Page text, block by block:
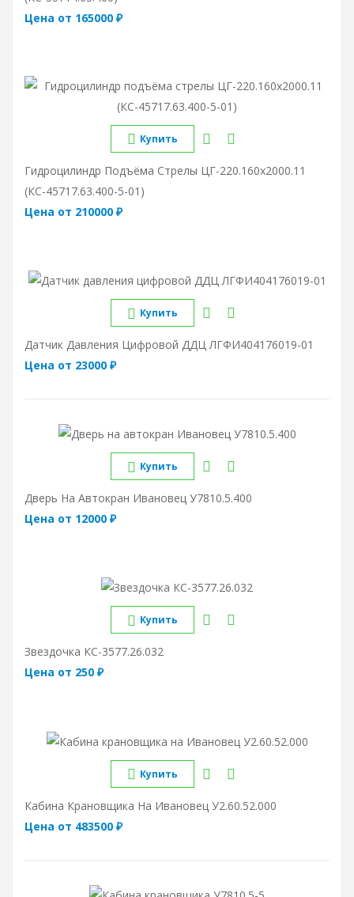
Цена от 165000 ₽
Купить
Гидроцилиндр Подъёма Стрелы ЦГ-220.160х2000.11
(КС-45717.63.400-5-01)
Цена от 210000 ₽
Купить
Датчик Давления Цифровой ДДЦ ЛГФИ404176019-01
Цена от 23000 ₽
Купить
Дверь На Автокран Ивановец У7810.5.400
Цена от 12000 ₽
Купить
Звездочка КС-3577.26.032
Цена от 250 ₽
Купить
Кабина Крановщика На Ивановец У2.60.52.000
Цена от 483500 ₽